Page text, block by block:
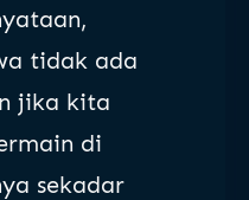
tidak ada
jika kita
di
sekadar